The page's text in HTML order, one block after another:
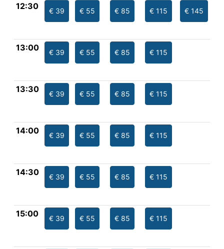
12:30 € 39 € 55 € 85 € 115 € 145
13:00 € 39 € 55 € 85 € 115
13:30 € 39 € 55 € 85 € 115
14:00 € 39 € 55 € 85 € 115
14:30 € 39 € 55 € 85 € 115
15:00 € 39 € 55 € 85 € 115